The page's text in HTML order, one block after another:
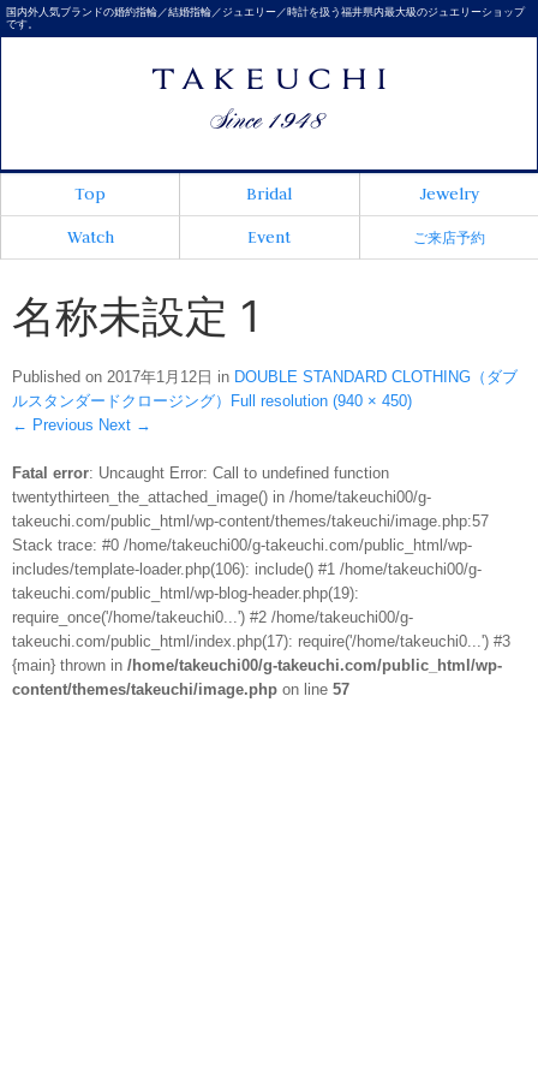
国内外人気ブランドの婚約指輪／結婚指輪／ジュエリー／時計を扱う福井県内最大級のジュエリーショップ
です。
Top Bridal
Jewelry
Watch
Event ご来店予約
名称未設定 1
Published on 2017年1月12日 in DOUBLE STANDARD CLOTHING（ダブ
ルスタンダードクロージング）
Full resolution (940 × 450)
← Previous Next →
Fatal error: Uncaught Error: Call to undefined function
twentythirteen_the_attached_image() in /home/takeuchi00/g-
takeuchi.com/public_html/wp-content/themes/takeuchi/image.php:57
Stack trace: #0 /home/takeuchi00/g-takeuchi.com/public_html/wp-
includes/template-loader.php(106): include() #1 /home/takeuchi00/g-
takeuchi.com/public_html/wp-blog-header.php(19):
require_once('/home/takeuchi0...') #2 /home/takeuchi00/g-
takeuchi.com/public_html/index.php(17): require('/home/takeuchi0...') #3
{main} thrown in /home/takeuchi00/g-takeuchi.com/public_html/wp-
content/themes/takeuchi/image.php on line 57